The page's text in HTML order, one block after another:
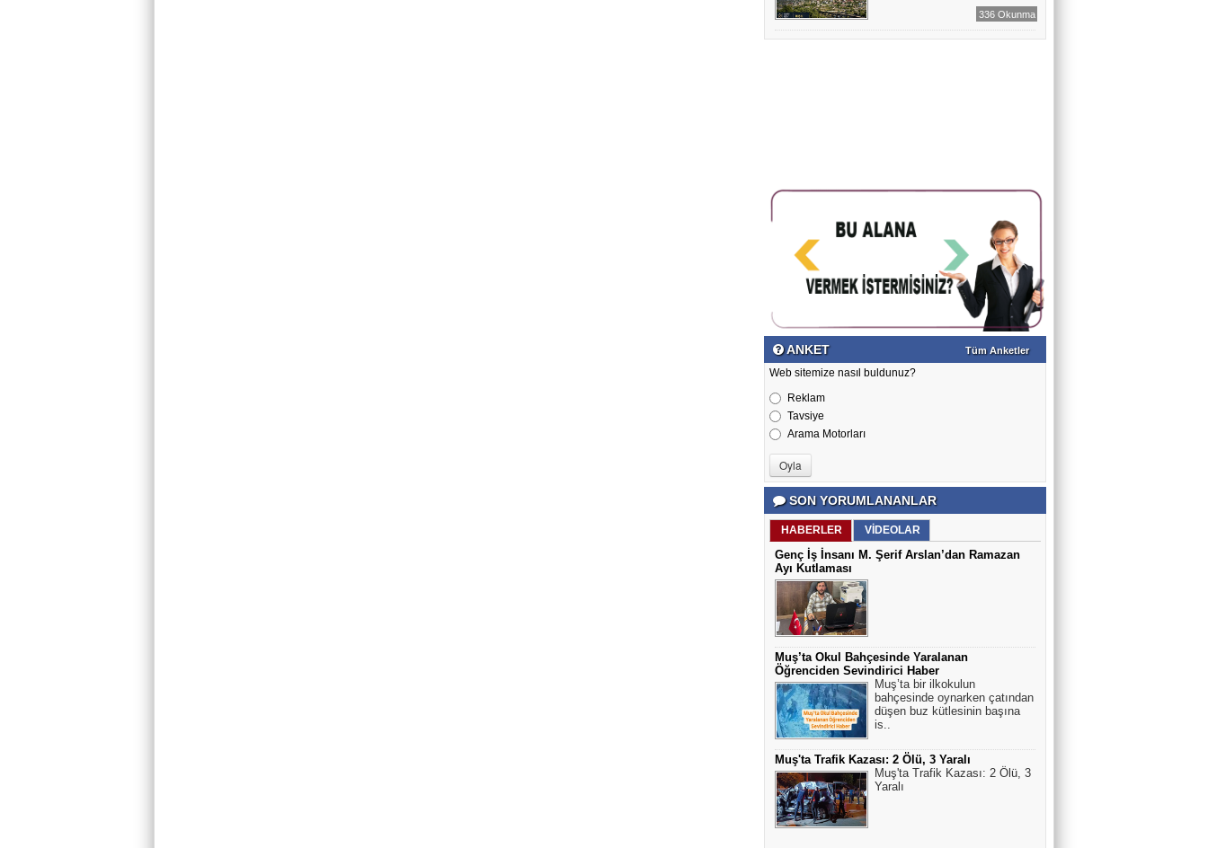
336 Okunma
ANKET Tüm Anketler
Web sitemize nasıl buldunuz?
Reklam
Tavsiye
Arama Motorları
SON YORUMLANANLAR
HABERLER VİDEOLAR
Genç İş İnsanı M. Şerif Arslan’dan Ramazan
Ayı Kutlaması
Muş’ta Okul Bahçesinde Yaralanan
Öğrenciden Sevindirici Haber
Muş’ta bir ilkokulun
bahçesinde oynarken çatından
düşen buz kütlesinin başına
is..
Muş'ta Trafik Kazası: 2 Ölü, 3 Yaralı
Muş'ta Trafik Kazası: 2 Ölü, 3
Yaralı